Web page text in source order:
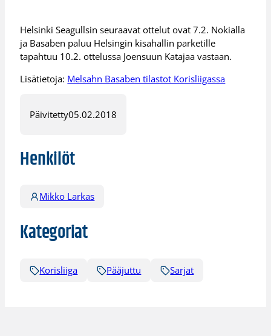
Helsinki Seagullsin seuraavat ottelut ovat 7.2. Nokialla
ja Basaben paluu Helsingin kisahallin parketille
tapahtuu 10.2. ottelussa Joensuun Katajaa vastaan.
Lisätietoja: Melsahn Basaben tilastot Korisliigassa
Päivitetty05.02.2018
Henkilöt
Mikko Larkas
Kategoriat
Korisliiga Pääjuttu Sarjat